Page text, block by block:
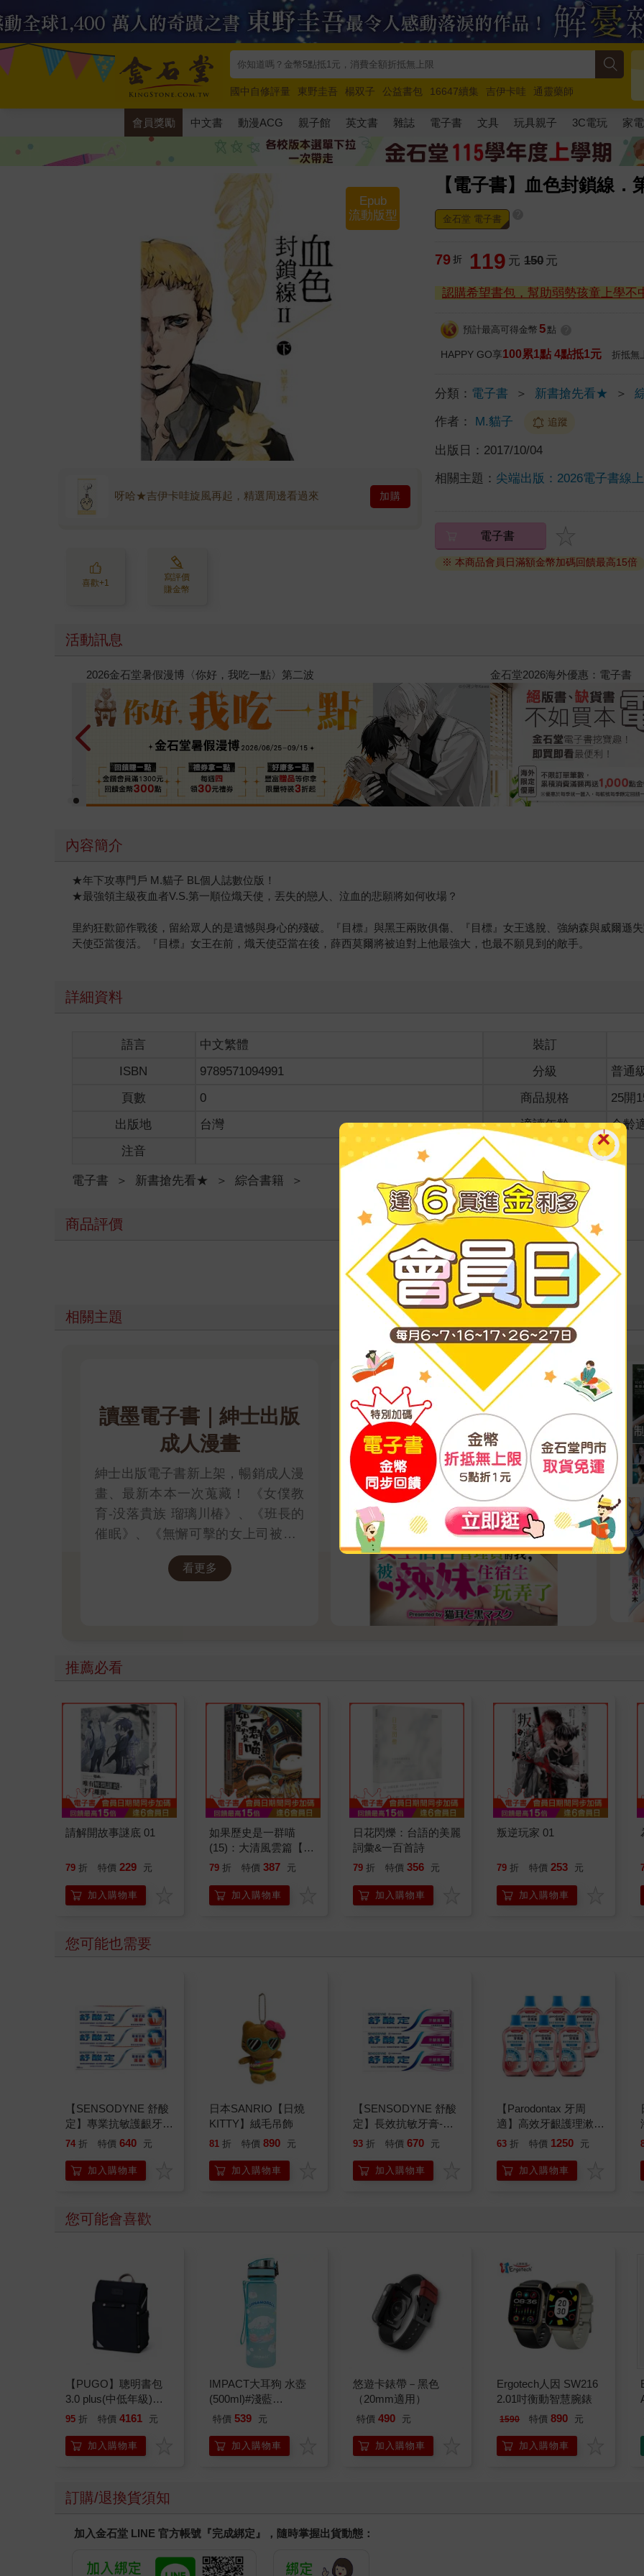
國中自修評量 東野圭吾 楊双子 公益書包 16647續集 吉伊卡哇
通靈藥師
唯紅花綻放
奧德賽 路邊攤新作 馬斯克 玩具總動員5 超慢跑
會員獎勵 中文書 動漫ACG 親子館 英文書 雜誌 電子書 文具 玩具親子 3C電玩 家電
【電子書】血色封鎖線．
Epub
流動版型
呀哈★吉伊卡哇旋風再起，精選周邊看過來 加購
喜歡+1
寫評價
賺金幣
金石堂 電子書
79 折 119 元 150 元
認購希望書包，幫助弱勢孩童上學不
預計最高可得金幣 5 點
HAPPY GO享100累1點 4點抵1元 折抵無
分類： 電子書 ＞ 新書搶先看★ ＞
作者： M.貓子 追蹤
出版日： 2017/10/04
相關主題： 尖端出版：2026電子書線
電子書
※ 本商品會員日滿額金幣加碼回饋最高15倍
活動訊息
春光ｘ奇幻基地｜全書系展 2026金石堂暑假漫博〈你好，我吃
內容簡介
★年下攻專門戶 M.貓子 BL個人誌數位版！
★最強領主級夜血者V.S.第一順位熾天使，丟失的戀人、泣血的悲願將如何收場？
里約狂歡節作戰後，留給眾人的是遺憾與身心的殘破。『目標』與黑王兩敗俱傷、『目標』女王逃脫、強納森與威爾
天使亞當復活。『目標』女王在前，熾天使亞當在後，薛西莫爾將被迫對上他最強大，也最不願見到的敵手。
詳細資料
語言 中文繁體
裝訂
ISBN
9789571094991 分級
普通
頁數
0 商品規格
25開
出版地
台灣 適讀年齡
全齡
注音
電子書 ＞ 新書搶先看★ ＞ 綜合書籍 ＞
商品評價
寫評價
相關主題
讀墨電子書｜紳士出版
成人漫畫
紳士出版電子書新上架，暢銷成人漫
畫、最新本本一次蒐藏！ 《女僕教
育-没落貴族 瑠璃川椿》、《班長的
催眠》、《無懈可擊的女上司被●得
死去活來》等熱門系列作品任君挑
選，隨時開讀無負擔，立即體驗專屬
看更多
推薦必看
請解開故事謎底 01
79 折 特價 229 元
加入購物車
如果歷史是一群喵
(15)：大清風雲篇【萌
貓漫畫學歷史】
79 折 特價 387 元
加入購物車
日花閃爍：台語的美麗
詞彙&一百首詩
79 折 特價 356 元
加入購物車
叛逆玩家 01
79 折 特價 253 元
加入購物車
您可能也需要
【SENSODYNE 舒酸
定】專業抗敏護齦牙
膏-經典配方100gx3入
74 折 特價 640 元
加入購物車
日本SANRIO【日燒
KITTY】絨毛吊飾
81 折 特價 890 元
加入購物車
【SENSODYNE 舒酸
定】長效抗敏牙膏-牙
齦護理160gx3入
93 折 特價 670 元
加入購物車
【Parodontax 牙周
適】高效牙齦護理漱口
水-極淨清新500mlx6
63 折 特價 1250 元
加入購物車
您可能會喜歡
【PUGO】聰明書包
3.0 plus(中低年級)酷
黑 全新進化玩美上市
95 折 特價 4161 元
加入購物車
IMPACT大耳狗 水壺
(500ml)#淺藍
IMCMB01LB
特價 539 元
加入購物車
悠遊卡錶帶－黑色
（20mm適用）
特價 490 元
加入購物車
Ergotech人因 SW216
2.01吋衡動智慧腕錶
1590 特價 890 元
加入購物車
訂購/退換貨須知
加入金石堂 LINE 官方帳號『完成綁定』，隨時掌握出貨動態：